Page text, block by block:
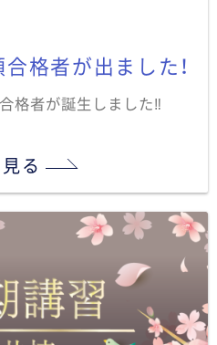
格者が出ました！
格者が誕生しました‼
る